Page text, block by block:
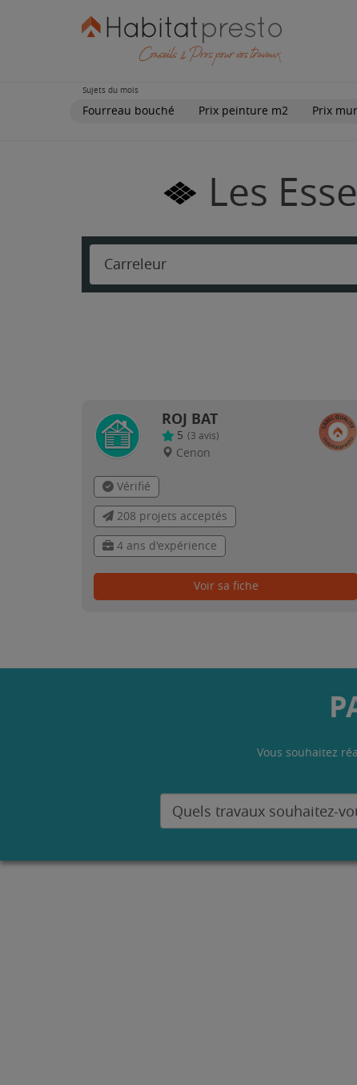
Sujets du mois
Fourreau bouché Prix peinture m2 Prix
Les
Carreleur
ROJ BAT
5 (3 avis)
Cenon
Vérifié
208 projets acceptés
4 ans d'expérience
Voir sa fiche
Vous souhaitez